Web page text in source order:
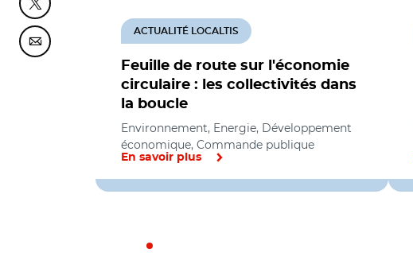
Partager cette page sur Twitter
Partager cette page sur Courriel
Feuille de route sur l'économie
circulaire : les collectivités dans
la boucle
ACTUALITÉ LOCALTIS
Environnement, Energie, Développement
économique, Commande publique
En savoir plus